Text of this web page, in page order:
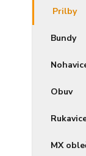
Prilby
Bundy
Obuv
MX